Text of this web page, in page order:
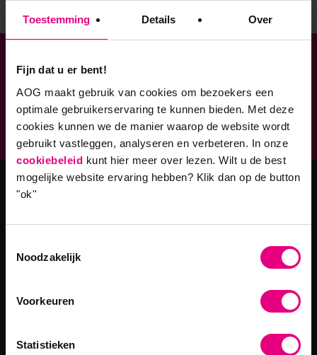
Toestemming Details Over
Fijn dat u er bent!
AOG maakt gebruik van cookies om bezoekers een
optimale gebruikerservaring te kunnen bieden. Met deze
cookies kunnen we de manier waarop de website wordt
gebruikt vastleggen, analyseren en verbeteren. In onze
cookiebeleid kunt hier meer over lezen. Wilt u de best
mogelijke website ervaring hebben? Klik dan op de button
"ok''
Noodzakelijk
Voorkeuren
Statistieken
Verbonden aan
Geaccrediteerde opleidingen
9,0 op klantenvertellen.nl
MBA Innovatie & Leiderschap
Programma's
Digitale Transformaties